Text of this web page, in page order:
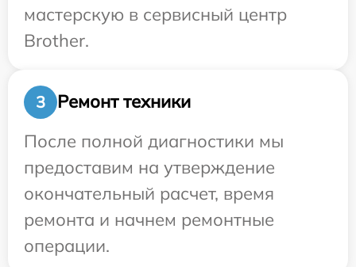
мастерскую в сервисный центр
Brother.
3
Ремонт техники
После полной диагностики мы
предоставим на утверждение
окончательный расчет, время
ремонта и начнем ремонтные
операции.